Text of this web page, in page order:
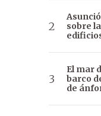
sobre
El mar
barco
de